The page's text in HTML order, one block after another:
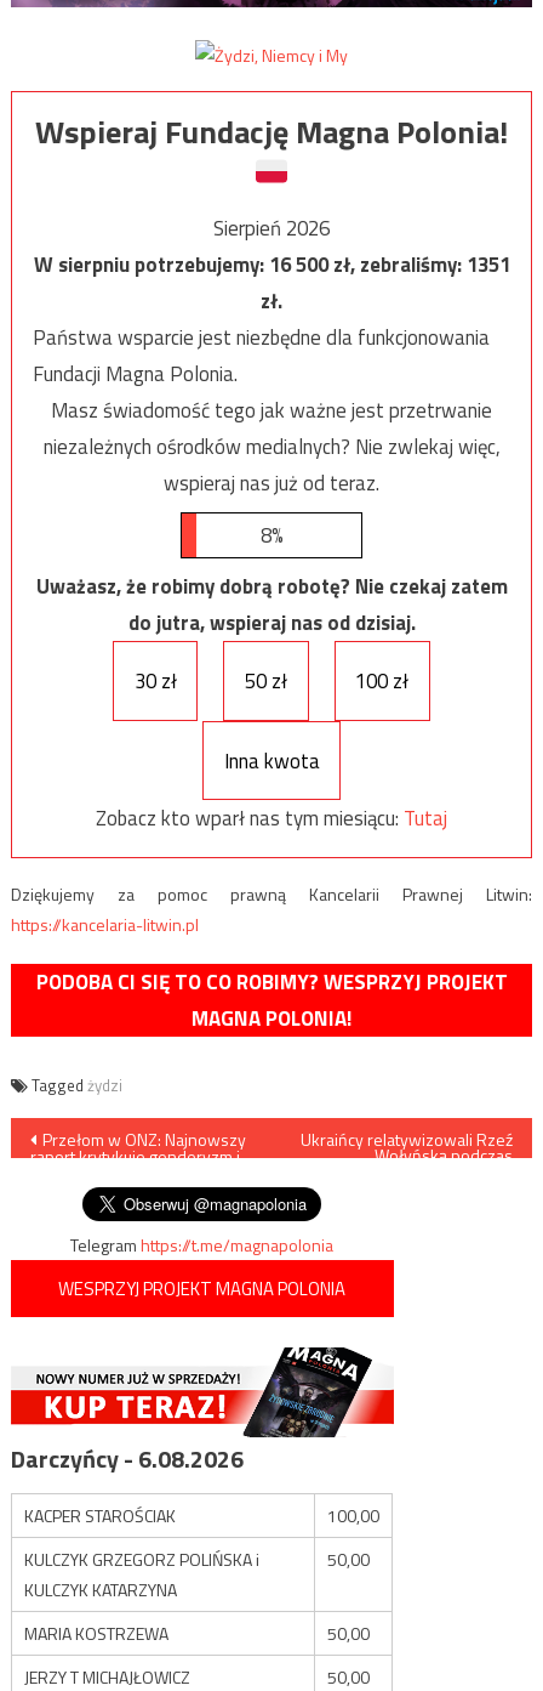
Wspieraj Fundację Magna Polonia!
Sierpień 2026
W sierpniu potrzebujemy:16 500zł, zebraliśmy:1351
zł.
Państwa wsparcie jest niezbędne dla funkcjonowania
Fundacji Magna Polonia.
Masz świadomość tego jak ważne jest przetrwanie
niezależnych ośrodków medialnych? Nie zwlekaj więc,
wspieraj nas już od teraz.
8%
Uważasz, że robimy dobrą robotę? Nie czekaj zatem
do jutra, wspieraj nas od dzisiaj.
30 zł
50 zł 100 zł
Inna kwota
Zobacz kto wparł nas tym miesiącu: Tutaj
Dziękujemy za pomoc prawną Kancelarii Prawnej Litwin:
https://kancelaria-litwin.pl
PODOBA CI SIĘ TO CO ROBIMY? WESPRZYJ PROJEKT
MAGNA POLONIA!
Tagged żydzi
Nawigacja
wpisu
Przełom w ONZ: Najnowszy
raport krytykuje genderyzm i
Ukraińcy relatywizowali Rzeź
Wołyńską podczas
Telegramhttps://t.me/magnapolonia
WESPRZYJ PROJEKT MAGNA POLONIA
Darczyńcy - 6.08.2026
KACPER STAROŚCIAK
100,00
KULCZYK GRZEGORZ POLIŃSKA i
KULCZYK KATARZYNA
50,00
MARIA KOSTRZEWA
50,00
JERZY T MICHAJŁOWICZ
50,00